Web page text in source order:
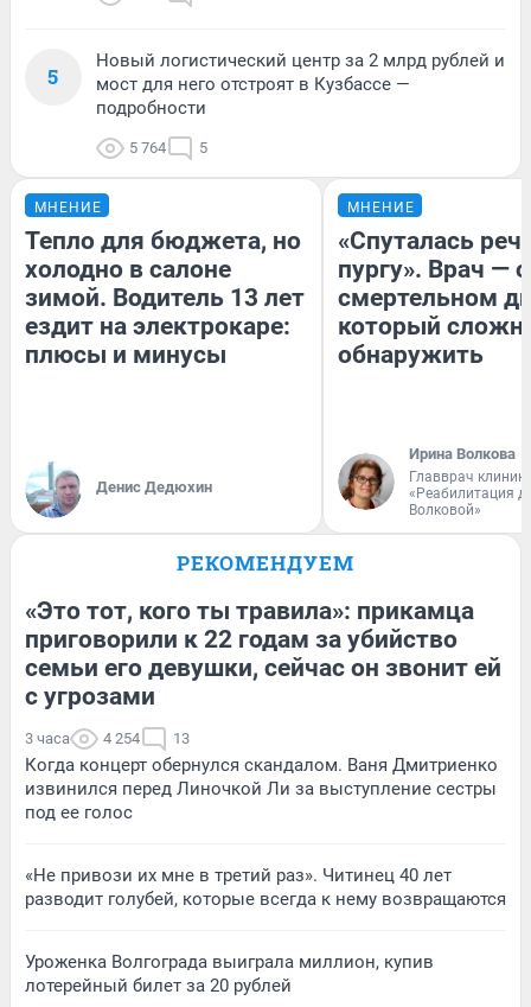
5
Новый логистический центр за 2 млрд рублей и
мост для него отстроят в Кузбассе —
подробности
5 764 5
МНЕНИЕ
Тепло для бюджета, но
холодно в салоне
зимой. Водитель 13 лет
ездит на электрокаре:
плюсы и минусы
Денис Дедюхин
МНЕНИЕ
«Спуталась
пургу». Врач — о
смертельном
который
обнаружить
Ирина Волкова
Главврач
«Реабилитация
Волковой»
РЕКОМЕНДУЕМ
«Это тот, кого ты травила»: прикамца
приговорили к 22 годам за убийство
семьи его девушки, сейчас он звонит ей
с угрозами
3 часа 4 254 13
Когда концерт обернулся скандалом. Ваня Дмитриенко
извинился перед Линочкой Ли за выступление сестры
под ее голос
«Не привози их мне в третий раз». Читинец 40 лет
разводит голубей, которые всегда к нему возвращаются
Уроженка Волгограда выиграла миллион, купив
лотерейный билет за 20 рублей